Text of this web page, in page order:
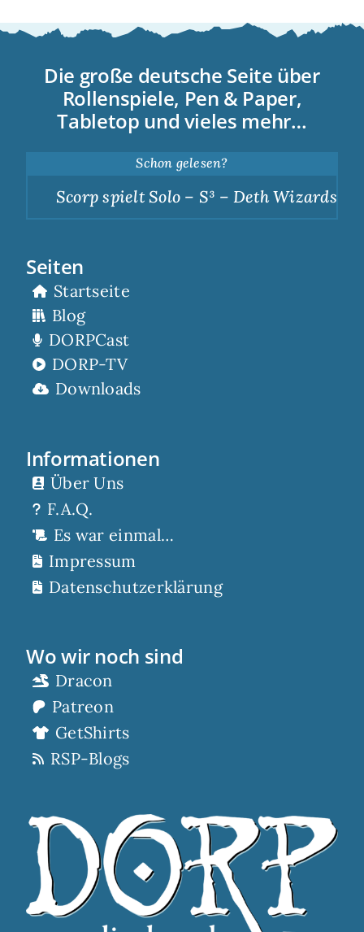
Die große deutsche Seite über
Rollenspiele, Pen & Paper,
Tabletop und vieles mehr…
Schon gelesen?
Scorp spielt Solo – S³ – Deth Wizards –
Seiten
Startseite
Blog
DORPCast
DORP-TV
Downloads
Informationen
Über Uns
F.A.Q.
Es war einmal…
Impressum
Datenschutzerklärung
Wo wir noch sind
Dracon
Patreon
GetShirts
RSP-Blogs